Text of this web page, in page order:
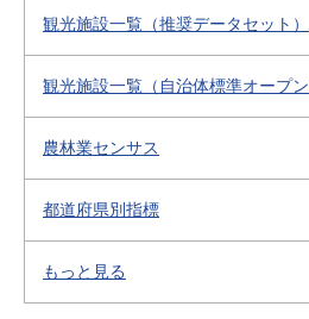
観光施設一覧（推奨データセット）
観光施設一覧（自治体標準オープン
農林業センサス
都道府県別指標
もっと見る